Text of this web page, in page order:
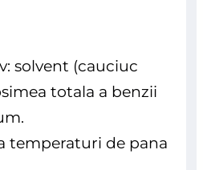
solvent (cauciuc
totala a benzii
temperaturi de pana